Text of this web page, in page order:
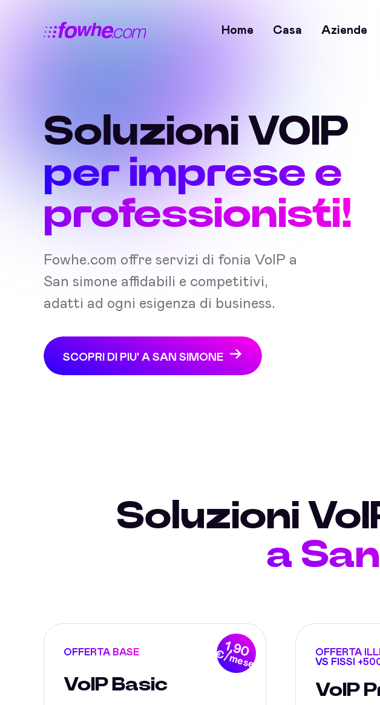
Home Casa Aziende
Soluzioni VOIP
per imprese e
professionisti!
Fowhe.com offre servizi di fonia VoIP a
San simone affidabili e competitivi,
adatti ad ogni esigenza di business.
SCOPRI DI PIU' A SAN SIMONE
Soluzioni
a
1,90
€/mese
OFFERTA BASE
VoIP Basic
OFFERTA
VS FISSI
VoIP